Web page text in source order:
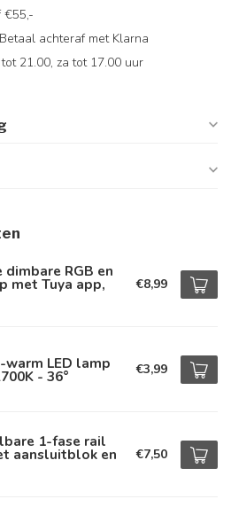
€55,-
achteraf met Klarna
21.00, za tot 17.00 uur
dimbare RGB en
met Tuya app, €8,99
LED lamp
- 36° €3,99
1-fase rail
aansluitblok en €7,50